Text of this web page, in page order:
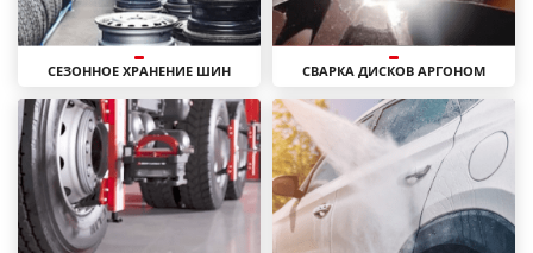
СЕЗОННОЕ ХРАНЕНИЕ ШИН СВАРКА ДИСКОВ АРГОНОМ